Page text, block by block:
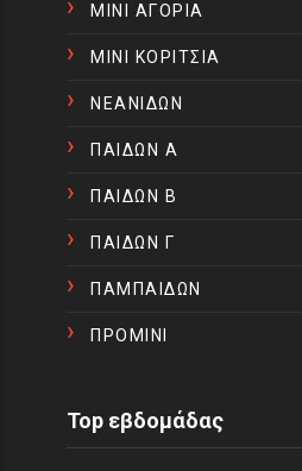
ΜΙΝΙ ΑΓΟΡΙΑ
ΜΙΝΙ ΚΟΡΙΤΣΙΑ
ΝΕΑΝΙΔΩΝ
ΠΑΙΔΩΝ Α
ΠΑΙΔΩΝ Β
ΠΑΙΔΩΝ Γ
ΠΑΜΠΑΙΔΩΝ
ΠΡΟΜΙΝΙ
Top εβδομάδας